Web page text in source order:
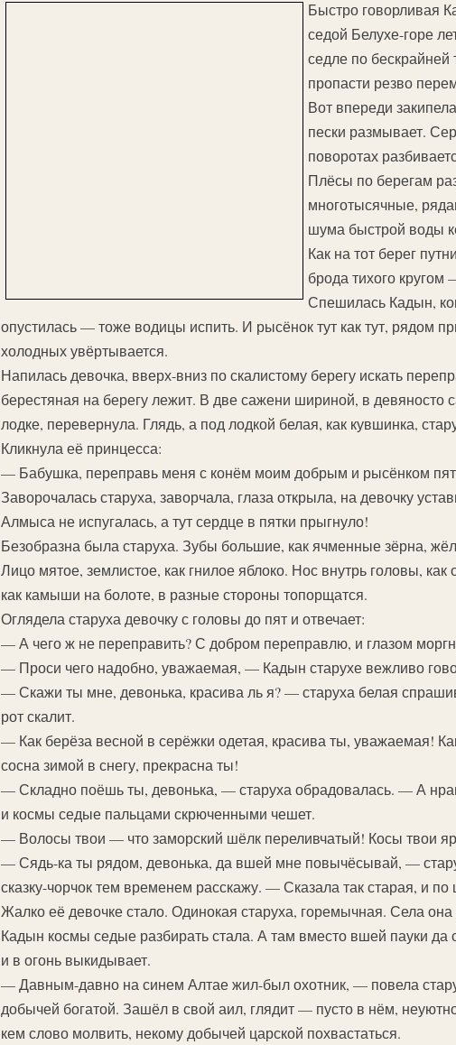
Быстро говорливая
седой Белухе-горе
седле по бескрайней
пропасти резво
Вот впереди
пески размывает.
поворотах
Плёсы по берегам
многотысячные,
шума быстрой воды
Как на тот берег
брода тихого кругом
Спешилась Кадын,
опустилась — тоже водицы испить. И рысёнок тут как тут, рядом
холодных увёртывается.
Напилась девочка, вверх-вниз по скалистому берегу искать
берестяная на берегу лежит. В две сажени шириной, в
лодке, перевернула. Глядь, а под лодкой белая, как кувшинка,
Кликнула её принцесса:
— Бабушка, переправь меня с конём моим добрым и рысёнком
Заворочалась старуха, заворчала, глаза открыла, на девочку
Алмыса не испугалась, а тут сердце в пятки прыгнуло!
Безобразна была старуха. Зубы большие, как ячменные зёрна,
Лицо мятое, землистое, как гнилое яблоко. Нос внутрь головы,
как камыши на болоте, в разные стороны топорщатся.
Оглядела старуха девочку с головы до пят и отвечает:
— А чего ж не переправить? С добром переправлю, и глазом
— Проси чего надобно, уважаемая, — Кадын старухе вежливо
— Скажи ты мне, девонька, красива ль я? — старуха белая
рот скалит.
— Как берёза весной в серёжки одетая, красива ты, уважаемая!
сосна зимой в снегу, прекрасна ты!
— Складно поёшь ты, девонька, — старуха обрадовалась. — А
и космы седые пальцами скрюченными чешет.
— Волосы твои — что заморский шёлк переливчатый! Косы твои
— Сядь-ка ты рядом, девонька, да вшей мне повычёсывай, —
сказку-чорчок тем временем расскажу. — Сказала так старая, и по
Жалко её девочке стало. Одинокая старуха, горемычная. Села
Кадын космы седые разбирать стала. А там вместо вшей пауки
и в огонь выкидывает.
— Давным-давно на синем Алтае жил-был охотник, — повела
добычей богатой. Зашёл в свой аил, глядит — пусто в нём,
кем слово молвить, некому добычей царской похвастаться.